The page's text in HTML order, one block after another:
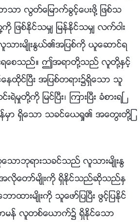
လြတ္ေျမာက္ခြင့္ေပးဖို႔ ျဖစ္သ
ျဖစ္ႏိုင္သမွ် ျမန္ႏိုင္သမွ် လက္ဝါး
သားမ်ိဳးႏြယ္၏အျပစ္ကို ယူေဆာင္ရ
ရေစသည္။ ဤအရာတို႔သည္ လူတို႔ႏွင့္
င္ၿပီး အျပစ္တရား၌ရွိေသာ သူ
တို႔ကို ျမင္ၿပီး၊ ၾကားၿပီး ခံစားရၿ
ာ ရွိေသာ သခင္ေယရႈ၏ အေတြးတို႔ျ
သာဘုရားသခင္သည္ လူသားမ်ိဳးႏြ
လိုေတာ္မ်ိဳးကို ရွိႏိုင္သည္ဆိုသည္ႏွ
ားမ်ိဳးကို သူေဖာ္ျပၿပီး ဖြင့္ျပႏိုင္
န္ လူတစ္ေယာက္၌ ရွိႏိုင္ေသာ